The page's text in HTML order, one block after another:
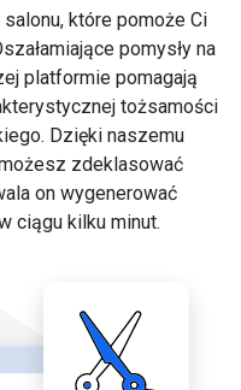
które pomoże Ci
pomysły na
platformie pomagają
tożsamości
Dzięki naszemu
zdeklasować
on wygenerować
ciągu kilku minut.